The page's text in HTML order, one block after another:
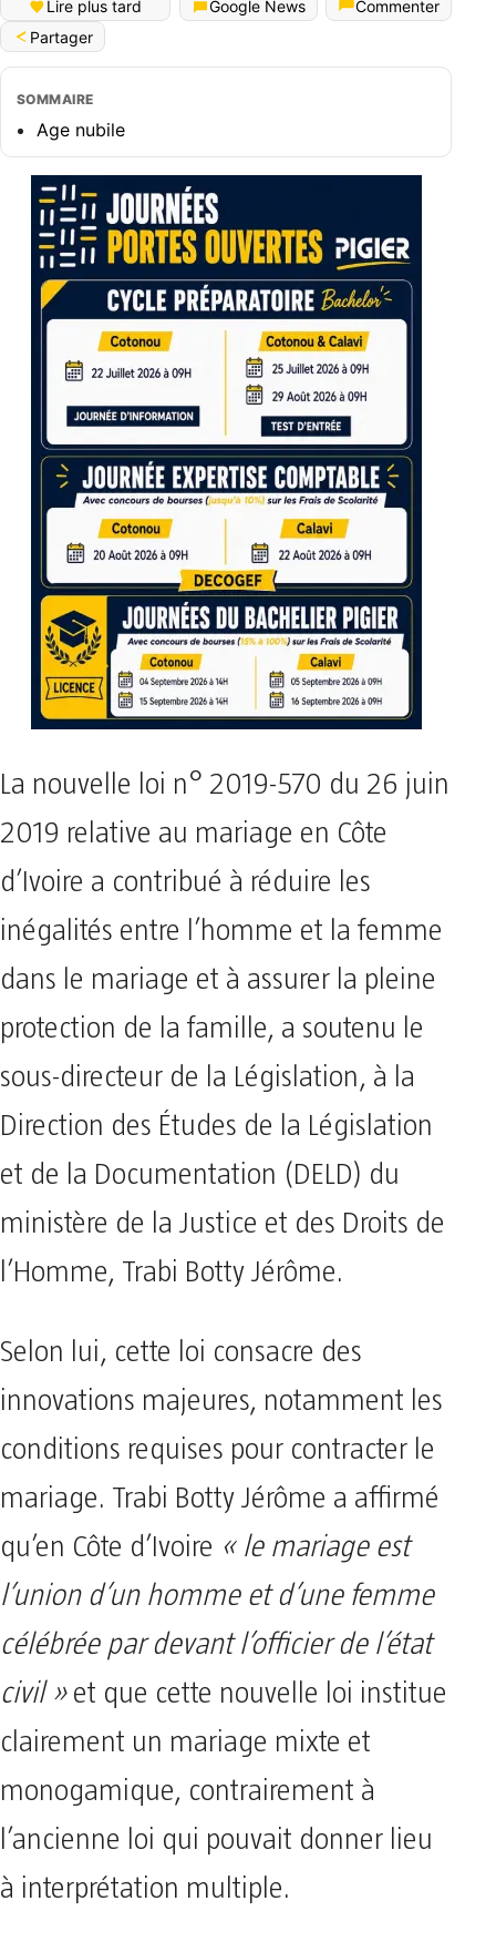
Lire plus tard Google News
Commenter
Partager
SOMMAIRE
Age nubile
La nouvelle loi n° 2019-570 du 26 juin
2019 relative au mariage en Côte
d’Ivoire a contribué à réduire les
inégalités entre l’homme et la femme
dans le mariage et à assurer la pleine
protection de la famille, a soutenu le
sous-directeur de la Législation, à la
Direction des Études de la Législation
et de la Documentation (DELD) du
ministère de la Justice et des Droits de
l’Homme, Trabi Botty Jérôme.
Selon lui, cette loi consacre des
innovations majeures, notamment les
conditions requises pour contracter le
mariage. Trabi Botty Jérôme a affirmé
qu’en Côte d’Ivoire « le mariage est
l’union d’un homme et d’une femme
célébrée par devant l’officier de l’état
civil »et que cette nouvelle loi institue
clairement un mariage mixte et
monogamique, contrairement à
l’ancienne loi qui pouvait donner lieu
à interprétation multiple.